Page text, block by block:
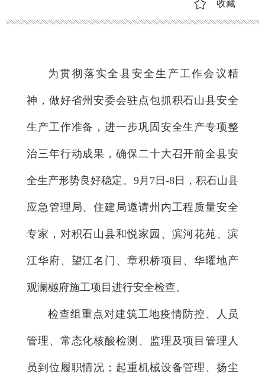
收藏
为贯彻落实全县安全生产工作会议精
神，做好省州安委会驻点包抓积石山县安全
生产工作准备，进一步巩固安全生产专项整
治三年行动成果，确保二十大召开前全县安
全生产形势良好稳定。9月7日-8日，积石山县
应急管理局、住建局邀请州内工程质量安全
专家，对积石山县和悦家园、滨河花苑、滨
江华府、望江名门、章积桥项目、华曜地产
观澜樾府施工项目进行安全检查。
检查组重点对建筑工地疫情防控、人员
管理、常态化核酸检测、监理及项目管理人
员到位履职情况；起重机械设备管理、扬尘